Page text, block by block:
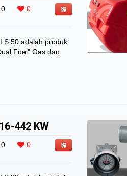
0 0
50 adalah produk
Fuel" Gas dan
442 KW
0 0